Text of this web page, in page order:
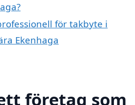
för takbyte i
Ekenhaga
företag som